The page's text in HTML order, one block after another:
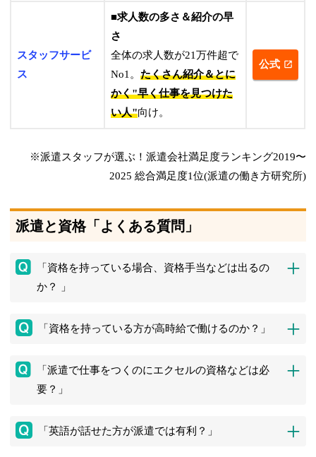
スタッフサービ
ス
■求人数の多さ＆紹介の早
さ
全体の求人数が21万件超で
No1。たくさん紹介＆とに
かく"早く仕事を見つけた
い人"向け。
公式
※派遣スタッフが選ぶ！派遣会社満足度ランキング2019〜
2025 総合満足度1位(派遣の働き方研究所)
派遣と資格「よくある質問」
「資格を持っている場合、資格手当などは出るの
か？ 」
「資格を持っている方が高時給で働けるのか？」
「派遣で仕事をつくのにエクセルの資格などは必
要？」
「英語が話せた方が派遣では有利？」